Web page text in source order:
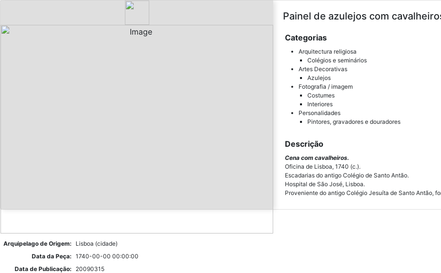
Arquipelago de Origem:
Lisboa (cidade)
Data da Peça: 1740-00-00 00:00:00
Data de Publicação:
20090315
Painel de azulejos com
Categorias
Arquitectura religiosa
Colégios e seminários
Artes Decorativas
Azulejos
Fotografia / imagem
Costumes
Interiores
Personalidades
Pintores, gravadores e douradores
Descrição
Cena com cavalheiros.
Oficina de Lisboa, 1740 (c.).
Escadarias do antigo Colégio de Santo Antão.
Hospital de São José, Lisboa.
Proveniente do antigo Colégio Jesuíta de Santo Antão,